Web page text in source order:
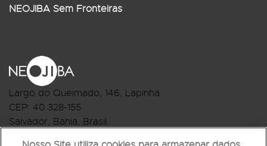
NEOJIBA Sem Fronteiras
Largo do Queimado, 146, Lapinha
CEP: 40.328-155
Salvador, Bahia, Brasil